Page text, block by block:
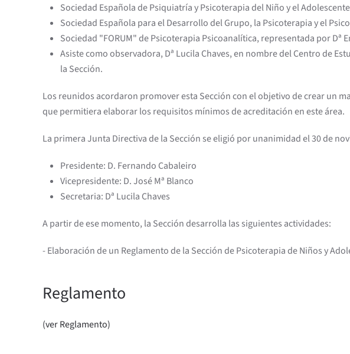
Sociedad Española de Psiquiatría y Psicoterapia del Niño y el
Sociedad Española para el Desarrollo del Grupo, la Psicoterapia y el
Sociedad "FORUM" de Psicoterapia Psicoanalítica, representada por Dª
Asiste como observadora, Dª Lucila Chaves, en nombre del Centro de
la Sección.
Los reunidos acordaron promover esta Sección con el objetivo de crear un
que permitiera elaborar los requisitos mínimos de acreditación en este área.
La primera Junta Directiva de la Sección se eligió por unanimidad el 30 de
Presidente: D. Fernando Cabaleiro
Vicepresidente: D. José Mª Blanco
Secretaria: Dª Lucila Chaves
A partir de ese momento, la Sección desarrolla las siguientes actividades:
- Elaboración de un Reglamento de la Sección de Psicoterapia de Niños y
Reglamento
(ver Reglamento)